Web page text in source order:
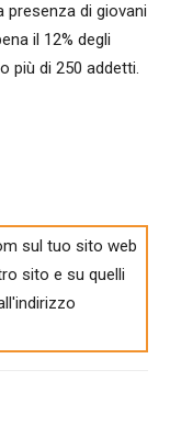
presenza di giovani
il 12% degli
più di 250 addetti.
sul tuo sito web
sito e su quelli